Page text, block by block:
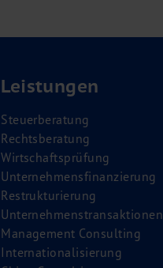
Leistungen
Steuerberatung
Rechtsberatung
Wirtschaftsprüfung
Unternehmensfinanzierung
Restrukturierung
Unternehmenstransaktionen
Management Consulting
Internationalisierung